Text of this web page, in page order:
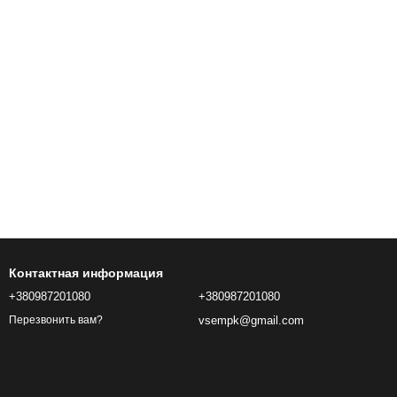
Чашки – только полноразмерные, они полностью
Контактная информация
+380987201080
Перезвонить вам?
+380987201080
vsempk@gmail.com